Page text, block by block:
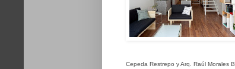
Cepeda Restrepo y Arq. Raúl Morales